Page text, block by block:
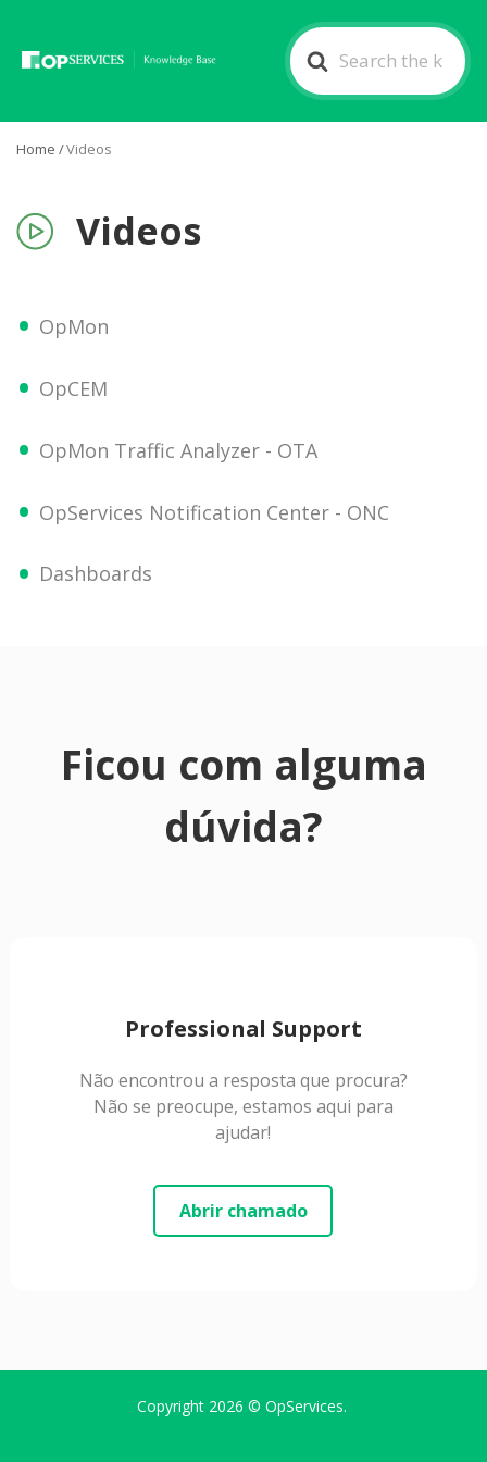
Search
For
Home /Videos
Videos
OpMon
OpCEM
OpMon Traffic Analyzer - OTA
OpServices Notification Center - ONC
Dashboards
Ficou com alguma
dúvida?
Professional Support
Não encontrou a resposta que procura?
Não se preocupe, estamos aqui para
ajudar!
Abrir chamado
Copyright 2026 © OpServices.